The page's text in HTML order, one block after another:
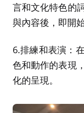
言和文化特色的
與內容後，即開
6.排練和表演：
色和動作的表現
化的呈現。